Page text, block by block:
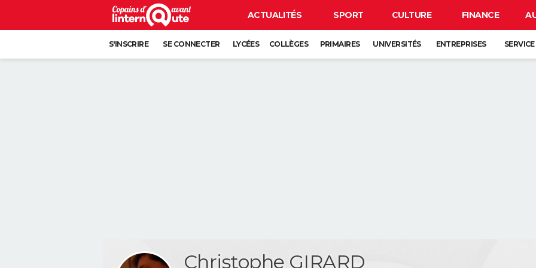
ACTUALITÉS SPORT CULTURE FINANCE
S'INSCRIRE SE CONNECTER LYCÉES COLLÈGES PRIMAIRES UNIVERSITÉS ENTREPRISES
Christophe GIRARD